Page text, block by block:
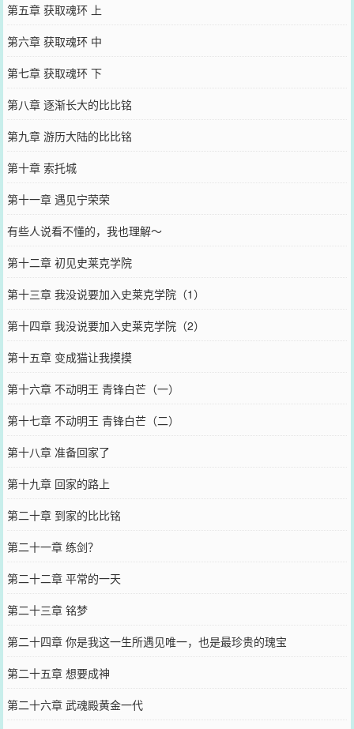
第五章 获取魂环 上
第六章 获取魂环 中
第七章 获取魂环 下
第八章 逐渐长大的比比铭
第九章 游历大陆的比比铭
第十章 索托城
第十一章 遇见宁荣荣
有些人说看不懂的，我也理解～
第十二章 初见史莱克学院
第十三章 我没说要加入史莱克学院（1）
第十四章 我没说要加入史莱克学院（2）
第十五章 变成猫让我摸摸
第十六章 不动明王 青锋白芒（一）
第十七章 不动明王 青锋白芒（二）
第十八章 准备回家了
第十九章 回家的路上
第二十章 到家的比比铭
第二十一章 练剑？
第二十二章 平常的一天
第二十三章 铭梦
第二十四章 你是我这一生所遇见唯一，也是最珍贵的瑰宝
第二十五章 想要成神
第二十六章 武魂殿黄金一代